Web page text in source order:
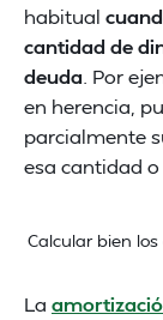
habitual
cantidad de
deuda . Por
en herencia,
parcialmente
esa cantidad
Calcular bien
La